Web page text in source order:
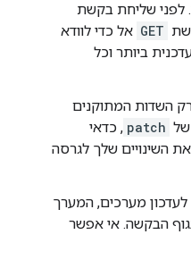
לפני שליחת בקשת
GET אל כדי לוודא
ביותר וכל
השדות המתוקנים
של patch , כדאי
השינויים שלך לגרסה
לעדכון מערכים, המערך
הבקשה. אי אפשר